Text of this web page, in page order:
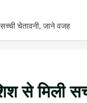
चेतावनी, जाने वजह
से मिली